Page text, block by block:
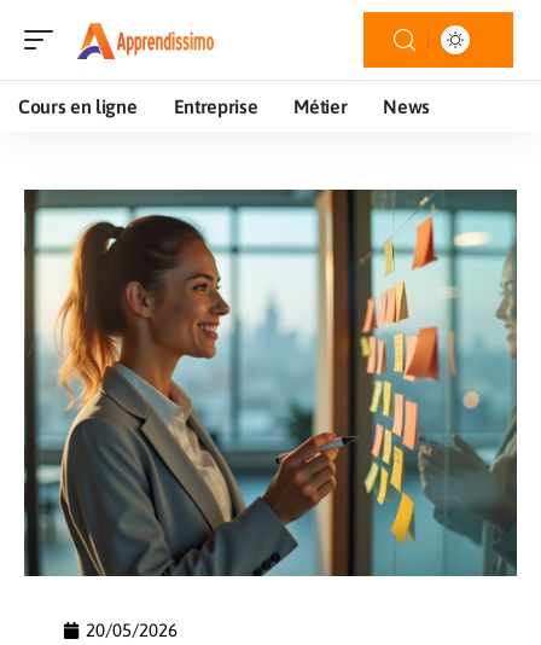
Cours en ligne Entreprise Métier News
20/05/2026